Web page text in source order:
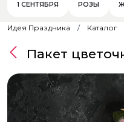
1 СЕНТЯБРЯ РОЗЫ
Идея Праздника Каталог
Пакет